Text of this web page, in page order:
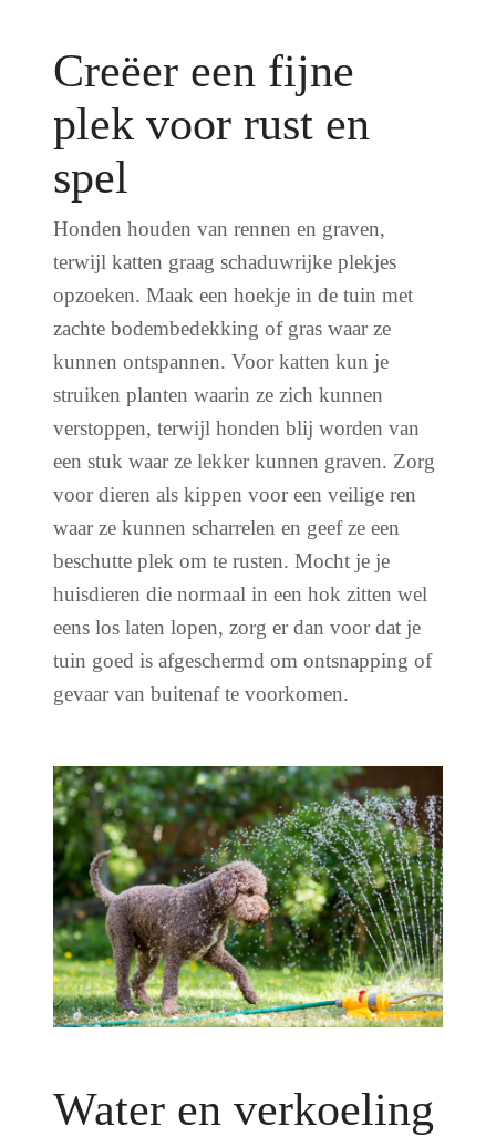
Creëer een fijne
plek voor rust en
spel
Honden houden van rennen en graven,
terwijl katten graag schaduwrijke plekjes
opzoeken. Maak een hoekje in de tuin met
zachte bodembedekking of gras waar ze
kunnen ontspannen. Voor katten kun je
struiken planten waarin ze zich kunnen
verstoppen, terwijl honden blij worden van
een stuk waar ze lekker kunnen graven. Zorg
voor dieren als kippen voor een veilige ren
waar ze kunnen scharrelen en geef ze een
beschutte plek om te rusten. Mocht je je
huisdieren die normaal in een hok zitten wel
eens los laten lopen, zorg er dan voor dat je
tuin goed is afgeschermd om ontsnapping of
gevaar van buitenaf te voorkomen.
Water en verkoeling